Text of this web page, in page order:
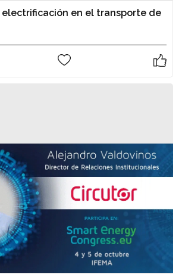
electrificación en el transporte de